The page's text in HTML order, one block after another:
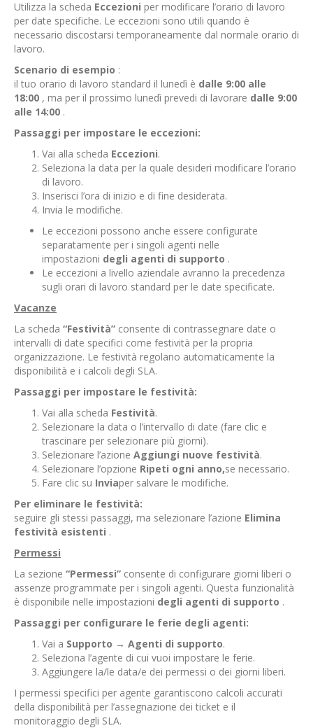
Utilizza la scheda Eccezioni per modificare l’orario di lavoro
per date specifiche. Le eccezioni sono utili quando è
necessario discostarsi temporaneamente dal normale orario di
lavoro.
Scenario di esempio :
il tuo orario di lavoro standard il lunedì è dalle 9:00 alle
18:00 , ma per il prossimo lunedì prevedi di lavorare dalle 9:00
alle 14:00 .
Passaggi per impostare le eccezioni:
Vai alla scheda Eccezioni.
Seleziona la data per la quale desideri modificare l’orario
di lavoro.
Inserisci l’ora di inizio e di fine desiderata.
Invia le modifiche.
Le eccezioni possono anche essere configurate
separatamente per i singoli agenti nelle
impostazioni degli agenti di supporto .
Le eccezioni a livello aziendale avranno la precedenza
sugli orari di lavoro standard per le date specificate.
Vacanze
La scheda “Festività” consente di contrassegnare date o
intervalli di date specifici come festività per la propria
organizzazione. Le festività regolano automaticamente la
disponibilità e i calcoli degli SLA.
Passaggi per impostare le festività:
Vai alla scheda Festività.
Selezionare la data o l’intervallo di date (fare clic e
trascinare per selezionare più giorni).
Selezionare l’azione Aggiungi nuove festività.
Selezionare l’opzione Ripeti ogni anno,se necessario.
Fare clic su Inviaper salvare le modifiche.
Per eliminare le festività:
seguire gli stessi passaggi, ma selezionare l’azione Elimina
festività esistenti .
Permessi
La sezione “Permessi” consente di configurare giorni liberi o
assenze programmate per i singoli agenti. Questa funzionalità
è disponibile nelle impostazioni degli agenti di supporto .
Passaggi per configurare le ferie degli agenti:
Vai a Supporto → Agenti di supporto.
Seleziona l’agente di cui vuoi impostare le ferie.
Aggiungere la/le data/e dei permessi o dei giorni liberi.
I permessi specifici per agente garantiscono calcoli accurati
della disponibilità per l’assegnazione dei ticket e il
monitoraggio degli SLA.